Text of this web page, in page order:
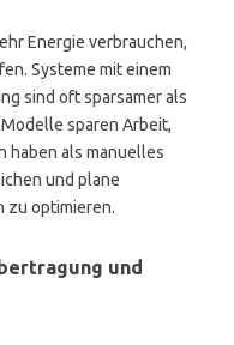
Energie verbrauchen,
Systeme mit einem
sind oft sparsamer als
sparen Arbeit,
haben als manuelles
und plane
zu optimieren.
und